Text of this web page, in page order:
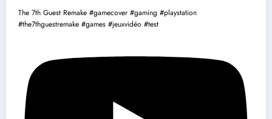
The 7th Guest Remake #gamecover #gaming #playstation
#the7thguestremake #games #jeuxvidéo #test